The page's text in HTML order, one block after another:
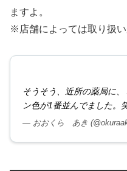
ますよ。
※店舗によっては取り扱
そうそう、近所の薬局に
ン色が1番並んでました。
— おおくら あき